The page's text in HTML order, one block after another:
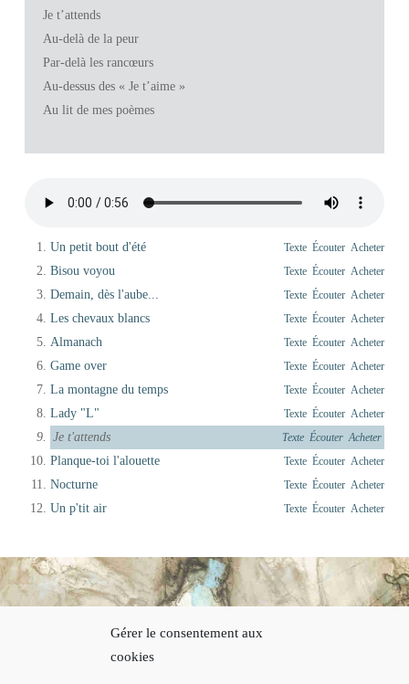
Gérer le consentement aux
cookies
Je t’attends
Au-delà de la peur
Par-delà les rancœurs
Au-dessus des « Je t’aime »
Au lit de mes poèmes
Un petit bout d'été Texte Écouter Acheter
Bisou voyou Texte Écouter Acheter
Demain, dès l'aube... Texte Écouter Acheter
Les chevaux blancs Texte Écouter Acheter
Almanach Texte Écouter Acheter
Game over Texte Écouter Acheter
La montagne du temps Texte Écouter Acheter
Lady "L" Texte Écouter Acheter
Je t'attends Texte Écouter Acheter
Planque-toi l'alouette Texte Écouter Acheter
Nocturne Texte Écouter Acheter
Un p'tit air Texte Écouter Acheter